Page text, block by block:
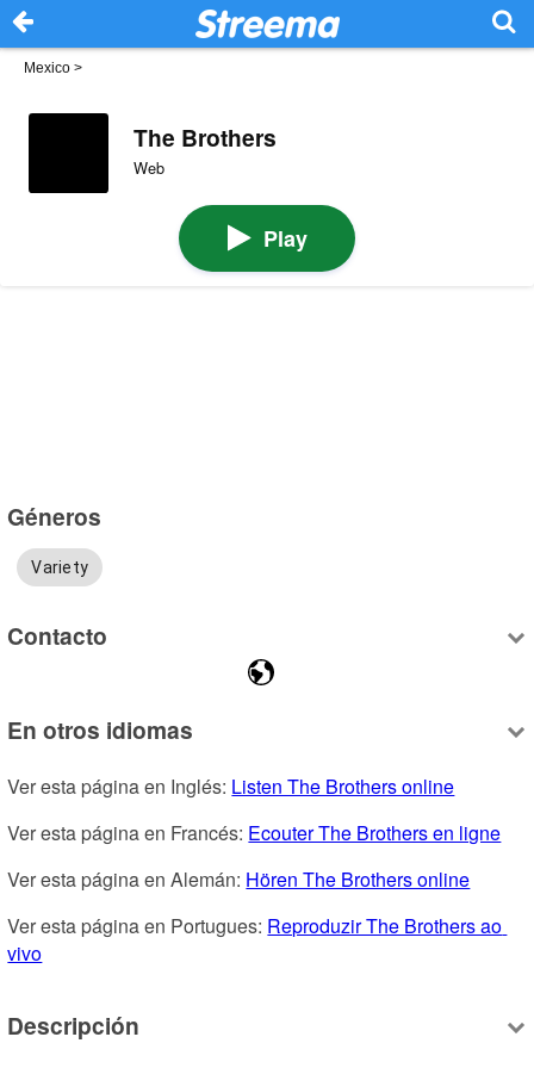
Mexico >
The Brothers
Web
Play
Géneros
Variety
Contacto
En otros idiomas
Ver esta página en Inglés: Listen The Brothers online
Ver esta página en Francés: Ecouter The Brothers en ligne
Ver esta página en Alemán: Hören The Brothers online
Ver esta página en Portugues: Reproduzir The Brothers ao
vivo
Descripción